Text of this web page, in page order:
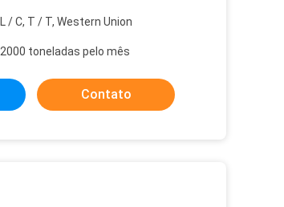
L / C, T / T, Western Union
2000 toneladas pelo mês
Contato